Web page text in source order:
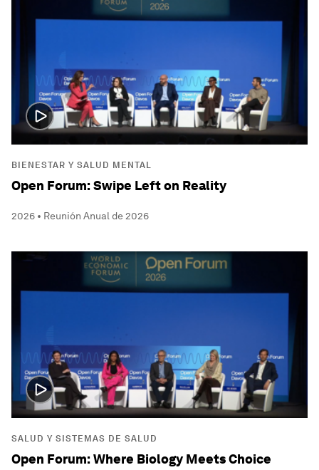
BIENESTAR Y SALUD MENTAL
Open Forum: Swipe Left on Reality
2026 • Reunión Anual de 2026
SALUD Y SISTEMAS DE SALUD
Open Forum: Where Biology Meets Choice